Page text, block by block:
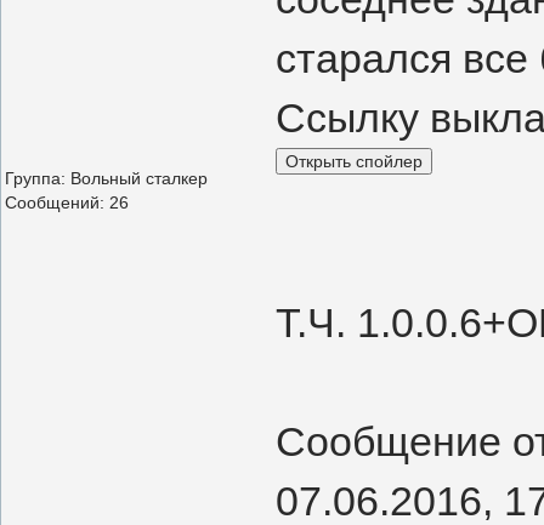
Группа: Вольный сталкер
Сообщений: 26
старался
Ссылку
Т.Ч.
Сообщение
07.06.2016,